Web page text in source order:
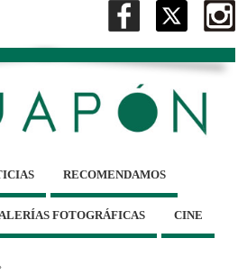
RECOMENDAMOS
FOTOGRÁFICAS CINE